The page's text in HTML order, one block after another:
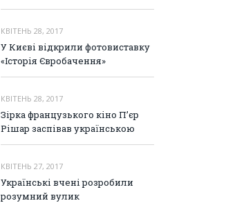
КВІТЕНЬ 28, 2017
У Києві відкрили фотовиставку
«Історія Євробачення»
КВІТЕНЬ 28, 2017
Зірка французького кіно П’єр
Рішар заспівав українською
КВІТЕНЬ 27, 2017
Українські вчені розробили
розумний вулик